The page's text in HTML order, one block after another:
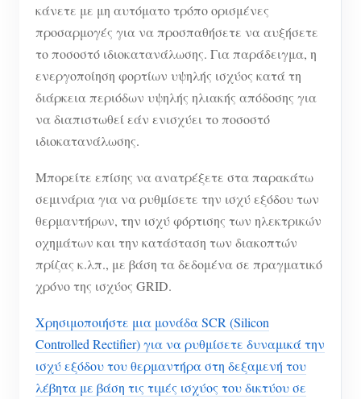
κάνετε με μη αυτόματο τρόπο ορισμένες
προσαρμογές για να προσπαθήσετε να αυξήσετε
το ποσοστό ιδιοκατανάλωσης. Για παράδειγμα, η
ενεργοποίηση φορτίων υψηλής ισχύος κατά τη
διάρκεια περιόδων υψηλής ηλιακής απόδοσης για
να διαπιστωθεί εάν ενισχύει το ποσοστό
ιδιοκατανάλωσης.
Μπορείτε επίσης να ανατρέξετε στα παρακάτω
σεμινάρια για να ρυθμίσετε την ισχύ εξόδου των
θερμαντήρων, την ισχύ φόρτισης των ηλεκτρικών
οχημάτων και την κατάσταση των διακοπτών
πρίζας κ.λπ., με βάση τα δεδομένα σε πραγματικό
χρόνο της ισχύος GRID.
Χρησιμοποιήστε μια μονάδα SCR (Silicon
Controlled Rectifier) για να ρυθμίσετε δυναμικά την
ισχύ εξόδου του θερμαντήρα στη δεξαμενή του
λέβητα με βάση τις τιμές ισχύος του δικτύου σε